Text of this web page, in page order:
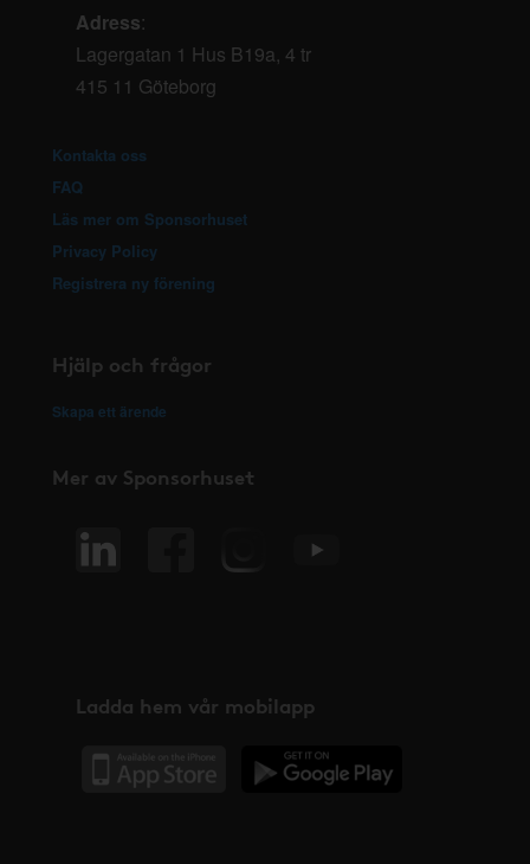
Adress:
Lagergatan 1 Hus B19a, 4 tr
415 11 Göteborg
Kontakta oss
FAQ
Läs mer om Sponsorhuset
Privacy Policy
Registrera ny förening
Hjälp och frågor
Skapa ett ärende
Mer av Sponsorhuset
Ladda hem vår mobilapp